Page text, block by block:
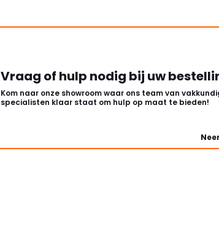
Vraag of hulp nodig bij uw
Kom naar onze showroom waar ons team van
specialisten klaar staat om hulp op maat te bieden!